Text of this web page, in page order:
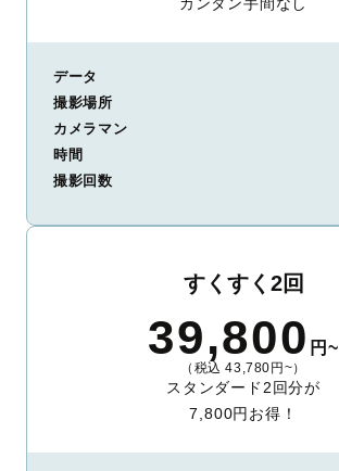
カンタン手間なし
データ
撮影場所
カメラマン
時間
撮影回数
すくすく2回
39,800 円~
（税込 43,780円~）
スタンダード2回分が
7,800円お得！